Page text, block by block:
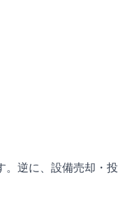
。逆に、設備売却・投